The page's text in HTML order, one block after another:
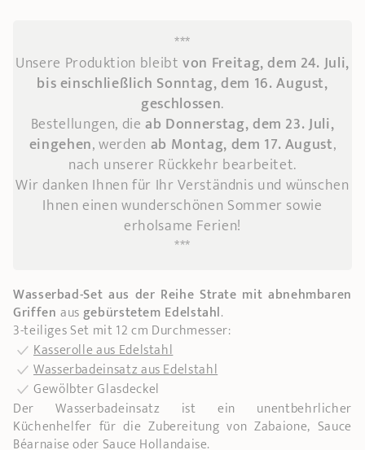
***
Unsere Produktion bleibtvon Freitag, dem 24. Juli,
bis einschließlich Sonntag, dem 16. August,
geschlossen.
Bestellungen, dieab Donnerstag, dem 23. Juli,
eingehen, werden ab Montag, dem 17. August,
nach unserer Rückkehr bearbeitet.
Wir danken Ihnen für Ihr Verständnis und wünschen
Ihnen einen wunderschönen Sommer sowie
erholsame Ferien!
***
Wasserbad-Set aus der Reihe Strate mit abnehmbaren
Griffenausgebürstetem Edelstahl.
3-teiliges Set mit 12 cm Durchmesser:
Kasserolle aus Edelstahl
Wasserbadeinsatz aus Edelstahl
Gewölbter Glasdeckel
Der Wasserbadeinsatz ist ein unentbehrlicher
Küchenhelfer für die Zubereitung von Zabaione, Sauce
Béarnaise oder Sauce Hollandaise.